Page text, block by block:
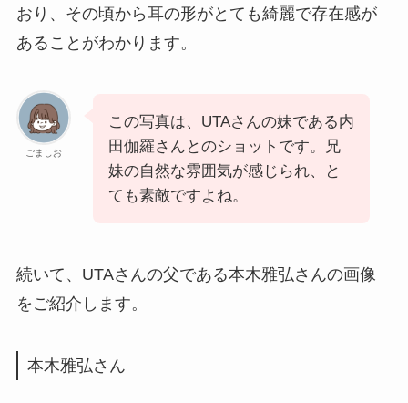
おり、その頃から耳の形がとても綺麗で存在感が
あることがわかります。
ごましお
この写真は、UTAさんの妹である内
田伽羅さんとのショットです。兄
妹の自然な雰囲気が感じられ、と
ても素敵ですよね。
続いて、UTAさんの父である本木雅弘さんの画像
をご紹介します。
本木雅弘さん